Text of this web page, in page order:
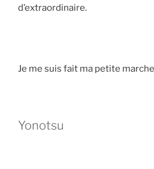
d’extraordinaire.
Je me suis fait ma petite
Yonotsu